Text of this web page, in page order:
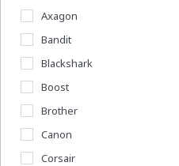
Axagon
Bandit
Blackshark
Boost
Brother
Canon
Corsair
Acershop klub
Legyél Te is klubtag, hogy első